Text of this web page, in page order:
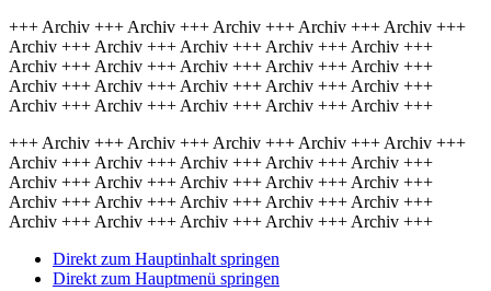
+++ Archiv +++ Archiv +++ Archiv +++ Archiv +++ Archiv +++
Archiv +++ Archiv +++ Archiv +++ Archiv +++ Archiv +++
Archiv +++ Archiv +++ Archiv +++ Archiv +++ Archiv +++
Archiv +++ Archiv +++ Archiv +++ Archiv +++ Archiv +++
Archiv +++ Archiv +++ Archiv +++ Archiv +++ Archiv +++
+++ Archiv +++ Archiv +++ Archiv +++ Archiv +++ Archiv +++
Archiv +++ Archiv +++ Archiv +++ Archiv +++ Archiv +++
Archiv +++ Archiv +++ Archiv +++ Archiv +++ Archiv +++
Archiv +++ Archiv +++ Archiv +++ Archiv +++ Archiv +++
Archiv +++ Archiv +++ Archiv +++ Archiv +++ Archiv +++
Direkt zum Hauptinhalt springen
Direkt zum Hauptmenü springen